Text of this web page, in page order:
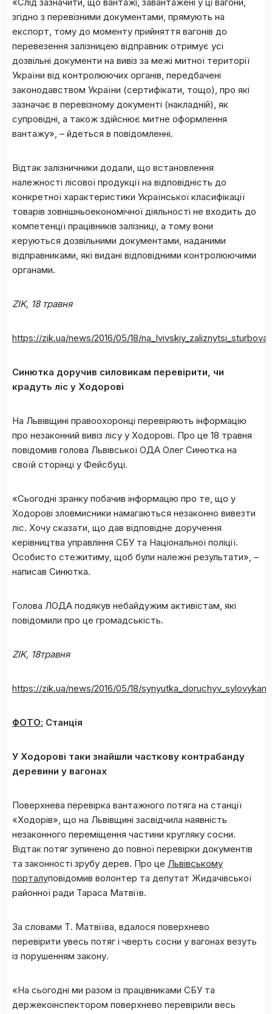
згідно з перевізними документами, прямують на
експорт, тому до моменту прийняття вагонів до
перевезення залізницею відправник отримує усі
дозвільні документи на вивіз за межі митної території
України від контролюючих органів, передбачені
законодавством України (сертифікати, тощо), про які
зазначає в перевізному документі (накладній), як
супровідні, а також здійснює митне оформлення
вантажу», – йдеться в повідомленні.
Відтак залізничники додали, що встановлення
належності лісової продукції на відповідність до
конкретної характеристики Української класифікації
товарів зовнішньоекономічної діяльності не входить до
компетенції працівників залізниці, а тому вони
керуються дозвільними документами, наданими
відправниками, які видані відповідними контролюючими
органами.
ZIK, 18 травня
https://zik.ua/news/2016/05/18/
Синютка доручив силовикам перевірити, чи
крадуть ліс у Ходорові
На Львівщині правоохоронці перевіряють інформацію
про незаконний вивіз лісу у Ходорові. Про це 18 травня
повідомив голова Львівської ОДА Олег Синютка на
своїй сторінці у Фейсбуці.
«Сьогодні зранку побачив інформацію про те, що у
Ходорові зловмисники намагаються незаконно вивезти
ліс. Хочу сказати, що дав відповідне доручення
керівництва управління СБУ та Національної поліції.
Особисто стежитиму, щоб були належні результати», –
написав Синютка.
Голова ЛОДА подякув небайдужим активістам, які
повідомили про це громадськість.
ZIK, 18травня
https://zik.ua/news/2016/05/18/
ФОТО: Станція
У Ходорові таки знайшли часткову контрабанду
деревини у вагонах
Поверхнева перевірка вантажного потяга на станції
«Ходорів», що на Львівщині засвідчила наявність
незаконного переміщення частини кругляку сосни.
Відтак потяг зупинено до повної перевірки документів
та законності зрубу дерев. Про це Львівському
порталуповідомив волонтер та депутат Жидачівської
районної ради Тараса Матвіїв.
За словами Т. Матвіїва, вдалося поверхнево
перевірити увесь потяг і чверть сосни у вагонах везуть
із порушенням закону.
«На сьогодні ми разом із працівниками СБУ та
держекоінспектором поверхнево перевірили весь